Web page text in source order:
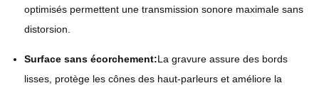
optimisés permettent une transmission sonore maximale sans
distorsion.
Surface sans écorchement:La gravure assure des bords
lisses, protège les cônes des haut-parleurs et améliore la